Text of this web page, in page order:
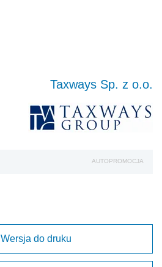
Taxways Sp. z o.o.
AUTOPROMOCJA
Wersja do druku